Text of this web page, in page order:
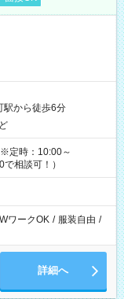
駅から徒歩6分
定時：10:00～
相談可！）
ワークOK / 服装自由 /
詳細へ